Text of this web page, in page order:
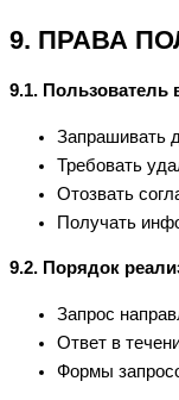
9. ПРАВА
9.1. Пользователь
Запрашивать
Требовать
Отозвать
Получать
9.2. Порядок
Запрос
Ответ в
Формы